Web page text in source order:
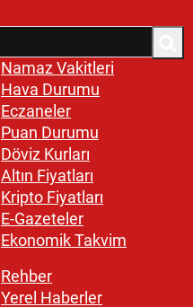
Namaz Vakitleri
Hava Durumu
Eczaneler
Puan Durumu
Döviz Kurları
Altın Fiyatları
Kripto Fiyatları
E-Gazeteler
Ekonomik Takvim
Rehber
Yerel Haberler